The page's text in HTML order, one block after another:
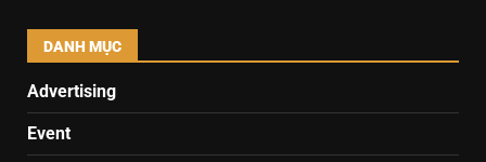
DANH MỤC
Advertising
Event